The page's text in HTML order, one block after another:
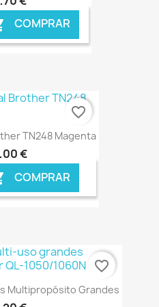
COMPRAR
€ ONLINE
TN248 Magenta
€
COMPRAR
€ ONLINE
favorite_border
Multipropósito Grandes
favorite_border